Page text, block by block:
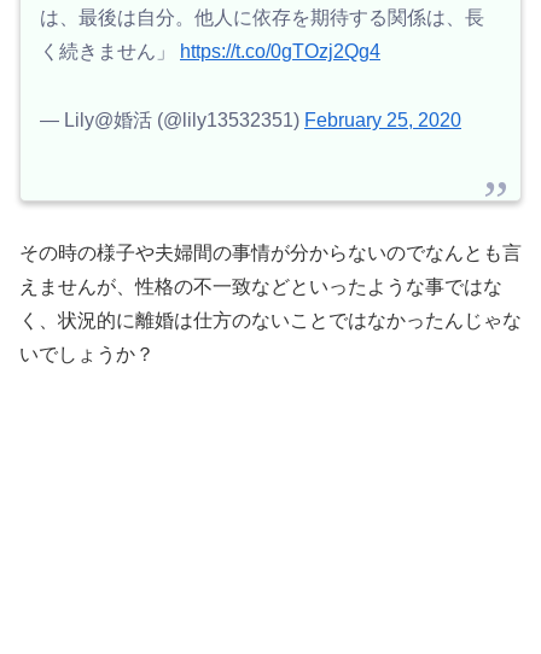
は、最後は自分。他人に依存を期待する関係は、長
く続きません」
https://t.co/0gTOzj2Qg4
— Lily@婚活 (@lily13532351) February 25, 2020
その時の様子や夫婦間の事情が分からないのでなんとも言
えませんが、性格の不一致などといったような事ではな
く、状況的に離婚は仕方のないことではなかったんじゃな
いでしょうか？